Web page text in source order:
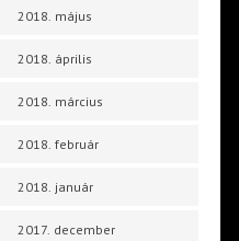
2018. május
2018. április
2018. március
2018. február
2018. január
2017. december